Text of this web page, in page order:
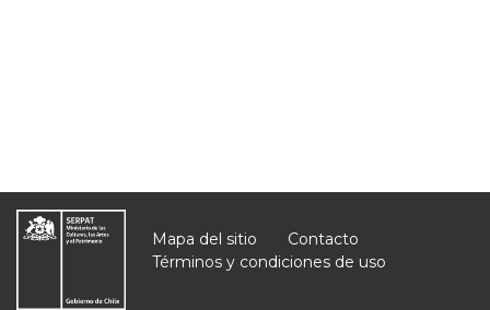
Mapa del sitio
Contacto
Términos y condiciones de uso